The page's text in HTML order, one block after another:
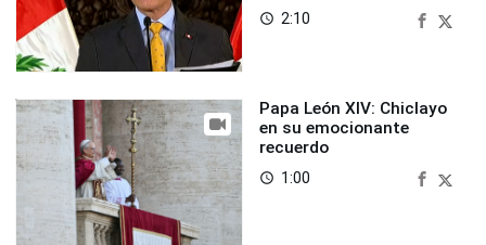
access_time 2:10
Papa León XIV: Chiclayo
en su emocionante
recuerdo
access_time 1:00